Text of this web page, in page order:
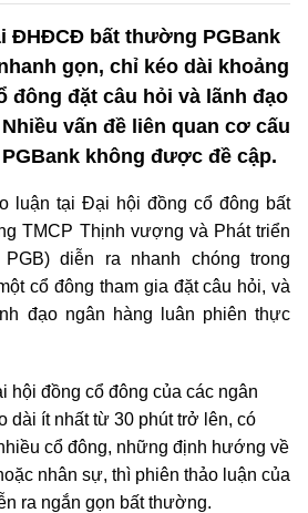
ĐHĐCĐ bất thường PGBank
gọn, chỉ kéo dài khoảng
đông đặt câu hỏi và lãnh đạo
vấn đề liên quan cơ cấu
không được đề cập.
luận tại Đại hội đồng cổ đông bất
TMCP Thịnh vượng và Phát triển
diễn ra nhanh chóng trong
cổ đông tham gia đặt câu hỏi, và
đạo ngân hàng luân phiên thực
hội đồng cổ đông của các ngân
dài ít nhất từ 30 phút trở lên, có
cổ đông, những định hướng về
nhân sự, thì phiên thảo luận của
ra ngắn gọn bất thường.